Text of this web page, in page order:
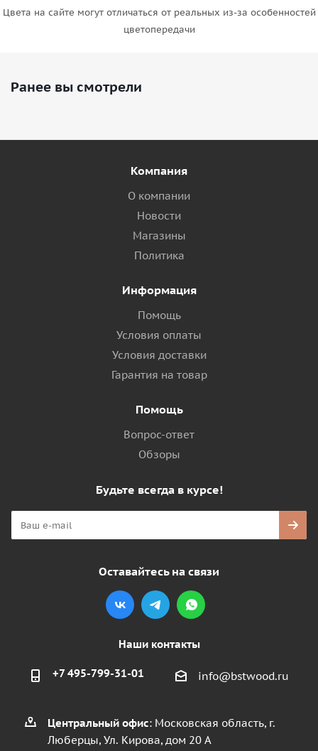
Цвета на сайте могут отличаться от реальных из-за особенностей
цветопередачи
Ранее вы смотрели
Компания
О компании
Новости
Магазины
Политика
Информация
Помощь
Условия оплаты
Условия доставки
Гарантия на товар
Помощь
Вопрос-ответ
Обзоры
Будьте всегда в курсе!
Оставайтесь на связи
Наши контакты
+7 495-799-31-01 info@bstwood.ru
Центральный офис: Московская область, г.
Люберцы, Ул. Кирова, дом 20 А